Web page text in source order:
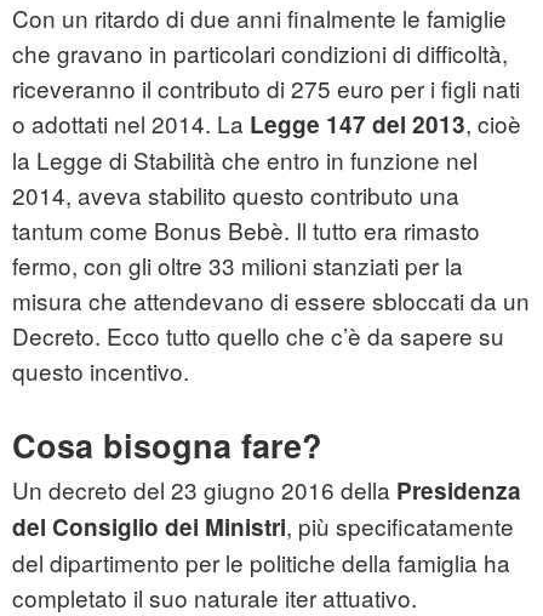
Con un ritardo di due anni finalmente le famiglie
che gravano in particolari condizioni di difficoltà,
riceveranno il contributo di 275 euro per i figli nati
o adottati nel 2014. La Legge 147 del 2013, cioè
la Legge di Stabilità che entro in funzione nel
2014, aveva stabilito questo contributo una
tantum come Bonus Bebè. Il tutto era rimasto
fermo, con gli oltre 33 milioni stanziati per la
misura che attendevano di essere sbloccati da un
Decreto. Ecco tutto quello che c’è da sapere su
questo incentivo.
Cosa bisogna fare?
Un decreto del 23 giugno 2016 della Presidenza
del Consiglio dei Ministri, più specificatamente
del dipartimento per le politiche della famiglia ha
completato il suo naturale iter attuativo.